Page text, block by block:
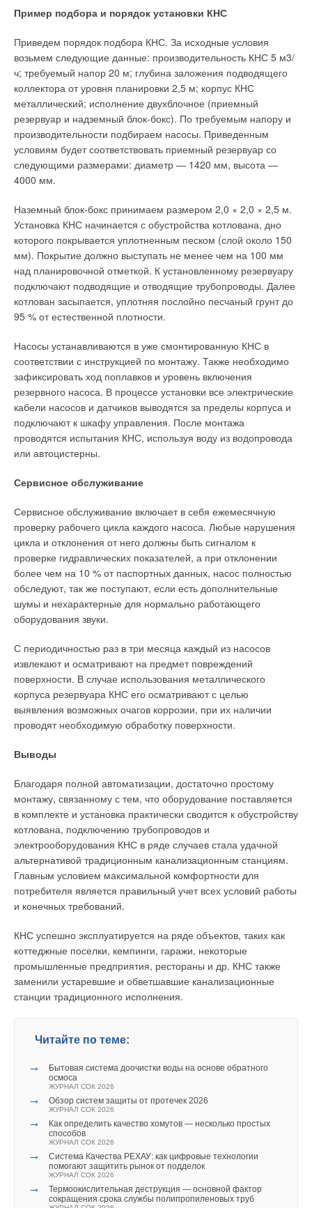
Пример подбора и порядок установки КНС
Приведем порядок подбора КНС. За исходные условия
возьмем следующие данные: производительность КНС 5 м3/
ч; требуемый напор 20 м; глубина заложения подводящего
коллектора от уровня планировки 2,5 м; корпус КНС
металлический; исполнение двухблочное (приемный
резервуар и надземный блок-бокс). По требуемым напору и
производительности подбираем насосы. Приведенным
условиям будет соответствовать приемный резервуар со
следующими размерами: диаметр — 1420 мм, высота —
4000 мм.
Наземный блок-бокс принимаем размером 2,0 × 2,0 × 2,5 м.
Установка КНС начинается с обустройства котлована, дно
которого покрывается уплотненным песком (слой около 150
мм). Покрытие должно выступать не менее чем на 100 мм
над планировочной отметкой. К установленному резервуару
подключают подводящие и отводящие трубопроводы. Далее
котлован засыпается, уплотняя послойно песчаный грунт до
95 % от естественной плотности.
Насосы устанавливаются в уже смонтированную КНС в
соответствии с инструкцией по монтажу. Также необходимо
зафиксировать ход поплавков и уровень включения
резервного насоса. В процессе установки все электрические
кабели насосов и датчиков выводятся за пределы корпуса и
подключают к шкафу управления. После монтажа
проводятся испытания КНС, используя воду из водопровода
или автоцистерны.
Сервисное обслуживание
Сервисное обслуживание включает в себя ежемесячную
проверку рабочего цикла каждого насоса. Любые нарушения
цикла и отклонения от него должны быть сигналом к
проверке гидравлических показателей, а при отклонении
более чем на 10 % от паспортных данных, насос полностью
обследуют, так же поступают, если есть дополнительные
шумы и нехарактерные для нормально работающего
оборудования звуки.
С периодичностью раз в три месяца каждый из насосов
извлекают и осматривают на предмет повреждений
поверхности. В случае использования металлического
корпуса резервуара КНС его осматривают с целью
выявления возможных очагов коррозии, при их наличии
проводят необходимую обработку поверхности.
Выводы
Благодаря полной автоматизации, достаточно простому
монтажу, связанному с тем, что оборудование поставляется
в комплекте и установка практически сводится к обустройству
котлована, подключению трубопроводов и
электрооборудования КНС в ряде случаев стала удачной
альтернативой традиционным канализационным станциям.
Главным условием максимальной комфортности для
потребителя является правильный учет всех условий работы
и конечных требований.
КНС успешно эксплуатируется на ряде объектов, таких как
коттеджные поселки, кемпинги, гаражи, некоторые
промышленные предприятия, рестораны и др. КНС также
заменили устаревшие и обветшавшие канализационные
станции традиционного исполнения.
Читайте по теме:
→
Бытовая система доочистки воды на основе обратного
осмоса
ЖУРНАЛ СОК 2026
→ Обзор систем защиты от протечек 2026
ЖУРНАЛ СОК 2026
→
Как определить качество хомутов — несколько простых
способов
ЖУРНАЛ СОК 2026
→
Система Качества РЕХАУ: как цифровые технологии
помогают защитить рынок от подделок
ЖУРНАЛ СОК 2026
→
Термоокислительная деструкция — основной фактор
сокращения срока службы полипропиленовых труб
В результате вывода из эксплуатации двух блоков ВВЭР-440
Словакия превратилась из экспортера электроэнергии в
импортера. Из двух атомных станций только с энергоблоков
второй очереди АЭС «Богунице» утилизируется тепловая
энергия, идущая на нужды теплоснабжения нескольких
городов. Система ЦТ на базе АЭС «Богунице». Атомная
станция «Богунице» расположена на расстоянии 2,5 км от
населенного пункта Ясловске-Богунице (находящийся в
регионе Трнава — Западная Словакия).
В 1983 году началось строительство системы ЦТ от второй
очереди состоялся в 1984 и 1985 годах) для обеспечения
теплоснабжения потребителей города Трнава (Trnava),
численностью около 68,6 тыс. человек, которая была
запущена в эксплуатацию в декабре 1987 года. Расстояние
от АЭС «Богунице» до города Трнава составляет около 16
км. Нагрев сетевой воды осуществляется на теплообменной
подстанции мощностью 240 МВт паром из нерегулируемых
отборов турбин.
В отопительный сезон нагрев сетевой воды производится от
70 до 130 °C. Подключение потребителей к системе ЦТ
осуществляется по независимой схеме. Циркуляция
теплоносителя в транзитных магистральных тепловых сетях
(2Ду 700 мм) обеспечивается тремя насосами номинальной
производительностью 1200 т/ч каждый, изменение величины
расхода в диапазоне 600–1200 т/ч производится за счет
регулирования числа оборотов двигателей насосов от 600 до
1450 мин–1. В 1997 году от действующей системы ЦТ на
базе АЭС «Богунице» были «запитаны» еще два города:
строительства новых ответвлений тепловых сетей
(протяженностью около 10–15 км).
В период с 1987 по 2004 годы полезный отпуск тепловой
энергии со станции вырос более чем в 30 раз. На рынке
теплоснабжения города Трнава доля тепловой энергии от
АЭС «Богунице» составляет 60 %. Для потребителей
стоимость тепловой энергии от АЭС «Богунице» ниже
энергии (на органических видах топлива).
Украина
Атомная энергетика.
На Украине действуют четыре АЭС с
15 энергоблоками (все типа ВВЭР). Запорожская АЭС с
шестью энергоблоками ВВЭР-1000 является крупнейшей в
Европе. По состоянию на 2009 год, вклад атомной
электроэнергии в стране. Проект «Теплоснабжение города
Запорожье от ЗАЭС».
В 2006 году специалистами ОАО «ДнепрВНИПИэнергопром»
(город Днепропетровск, Украина) была выполнена
предпроектная проработка обеспечения теплоснабжения от
ЗАЭС правобережной части города Запорожье (а именно
Хортицкого и Ленинского районов Запорожья, общей
численностью 265 тыс. человек). Проектом
нагрева сетевой воды паром из нерегулируемых отборов
турбин, основного магистрального теплопровода
протяженностью около 55 км диаметром 2Ду 900 мм в ППУ-
изоляции и двух насосных подстанций, а также создание
всей необходимой основной и вспомогательной
По пути транспорта тепловой энергии от ЗАЭС до города по
протяженностью 4,5 км, идущий через Каховское
водохранилище, где тепловые сети необходимо
прокладывать в дюкере с их количественным
резервированием (то есть не 2 Ду 900, а 4Ду 900 мм). В
транзитном контуре тепловых сетей температура в
подающем трубопроводе — 140 °С, в обратном
трубопроводе — 60 °С.
Общая тепловая нагрузка от ЗАЭС может составить около
Комментарии
В этой теме еще нет комментариев
Добавить комментарий
Ваше имя *
Текст комментария